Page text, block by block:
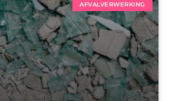
AFVALVERWERKING